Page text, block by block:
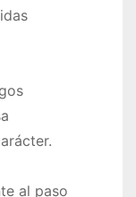
al paso